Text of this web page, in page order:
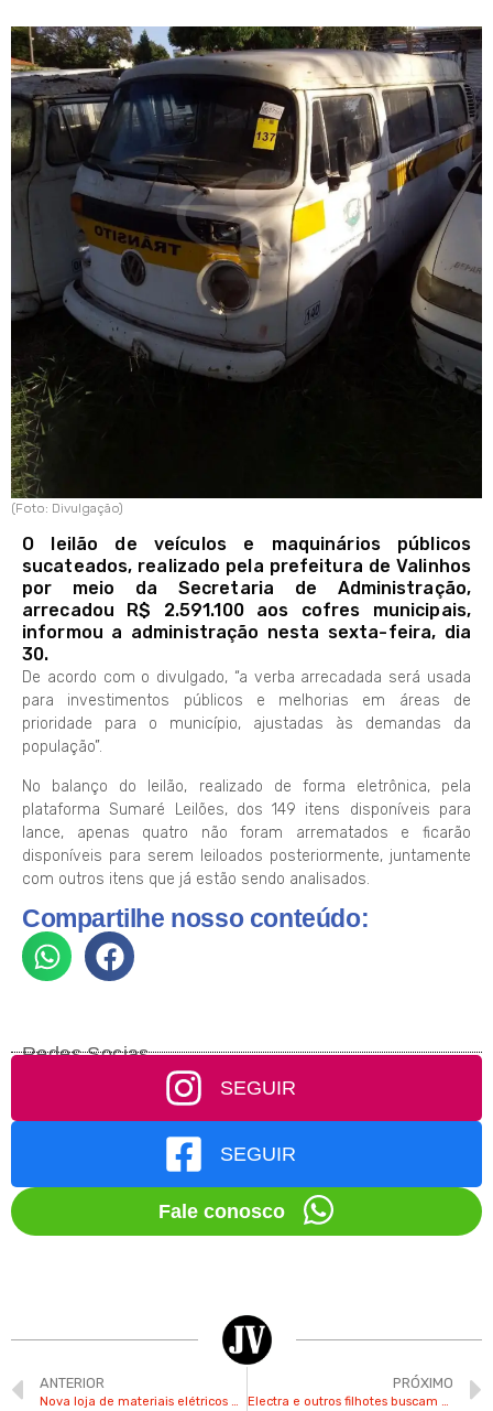
(Foto: Divulgação)
O leilão de veículos e maquinários públicos
sucateados, realizado pela prefeitura de Valinhos
por meio da Secretaria de Administração,
arrecadou R$ 2.591.100 aos cofres municipais,
informou a administração nesta sexta-feira, dia
30.
De acordo com o divulgado, “a verba arrecadada será usada
para investimentos públicos e melhorias em áreas de
prioridade para o município, ajustadas às demandas da
população”.
No balanço do leilão, realizado de forma eletrônica, pela
plataforma Sumaré Leilões, dos 149 itens disponíveis para
lance, apenas quatro não foram arrematados e ficarão
disponíveis para serem leiloados posteriormente, juntamente
com outros itens que já estão sendo analisados.
Compartilhe nosso conteúdo:
Redes Socias
SEGUIR
SEGUIR
Fale conosco
ANTERIOR
Nova loja de materiais elétricos e hidráulicos inaugura neste sábado em Valinhos
PRÓXIMO
Electra e outros filhotes buscam uma família na “Praça Pet” em Valinhos neste sábado